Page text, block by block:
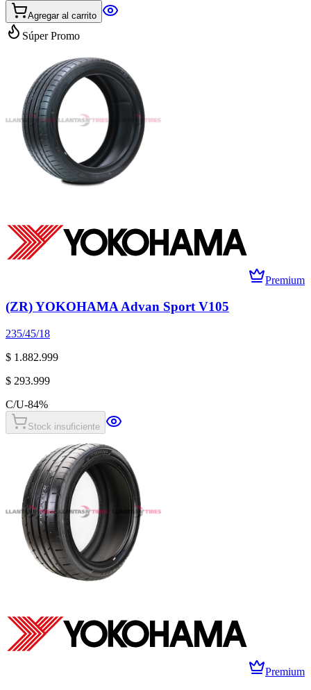
Agregar al carrito
Súper Promo
Premium
(ZR) YOKOHAMA Advan Sport V105
235/45/18
$ 1.882.999
$ 293.999
C/U-84%
Stock insuficiente
Premium